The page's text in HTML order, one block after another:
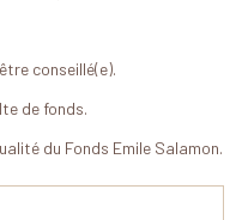
conseillé(e).
de fonds.
du Fonds Emile Salamon.